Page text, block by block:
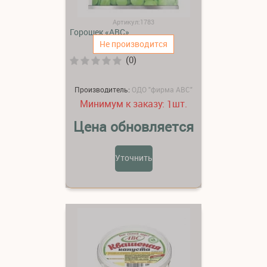
Не производится
Артикул:1783
Горошек «АВС»
(0)
Производитель: ОДО "фирма АВС"
Минимум к заказу: 1шт.
Цена обновляется
Уточнить